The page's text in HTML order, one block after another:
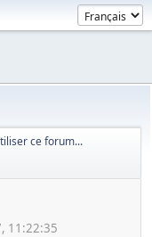
ce forum...
11:22:35